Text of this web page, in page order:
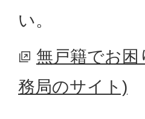
い。
無戸籍でお困
務局のサイト)